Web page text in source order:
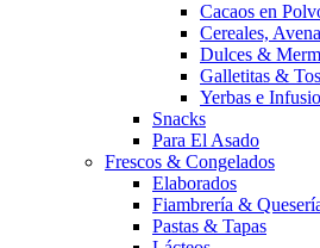
Cacaos en
Cereales,
Dulces &
Galletitas &
Yerbas e
Snacks
Para El Asado
Frescos & Congelados
Elaborados
Fiambrería &
Pastas & Tapas